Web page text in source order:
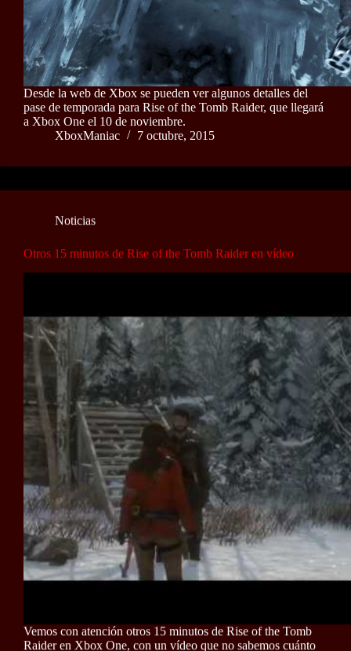
Desde la web de Xbox se pueden ver algunos detalles del
pase de temporada para Rise of the Tomb Raider, que llegará
a Xbox One el 10 de noviembre.
XboxManiac
7 octubre, 2015
Noticias
Otros 15 minutos de Rise of the Tomb Raider en vídeo
Vemos con atención otros 15 minutos de Rise of the Tomb
Raider en Xbox One, con un vídeo que no sabemos cuánto